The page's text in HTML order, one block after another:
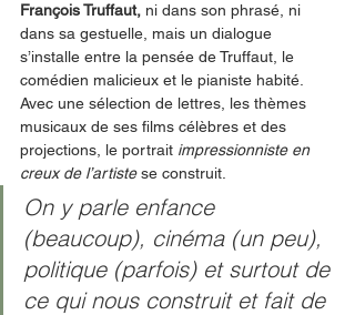
François Truffaut, ni dans son phrasé, ni
dans sa gestuelle, mais un dialogue
s’installe entre la pensée de Truffaut, le
comédien malicieux et le pianiste habité.
Avec une sélection de lettres, les thèmes
musicaux de ses films célèbres et des
projections, le portrait impressionniste en
creux de l’artiste se construit.
On y parle enfance
(beaucoup), cinéma (un peu),
politique (parfois) et surtout de
ce qui nous construit et fait de